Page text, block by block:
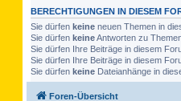
BERECHTIGUNGEN IN DIESEM
Sie dürfen keine neuen Themen in
Sie dürfen keineAntworten zu
Sie dürfen Ihre Beiträge in diesem
Sie dürfen Ihre Beiträge in diesem
Sie dürfen keine Dateianhänge in
Foren-Übersicht